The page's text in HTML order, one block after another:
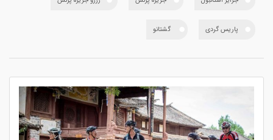
پاریس گردی گشتانو